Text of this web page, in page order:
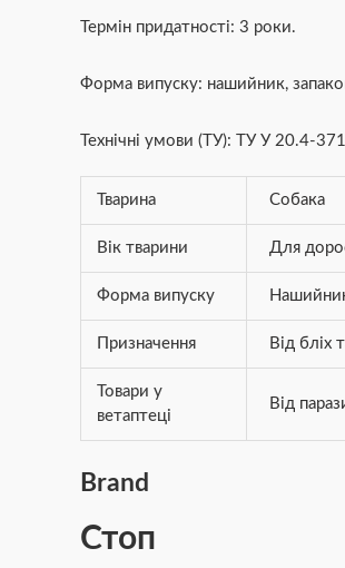
Термін придатності: 3 роки.
Форма випуску: нашийник,
Технічні умови (ТУ): ТУ У 20.4-
Тварина Собака
Вік тварини Для
Форма випуску
Призначення Від бліх
Товари у
ветаптеці
Від
Brand
Стоп